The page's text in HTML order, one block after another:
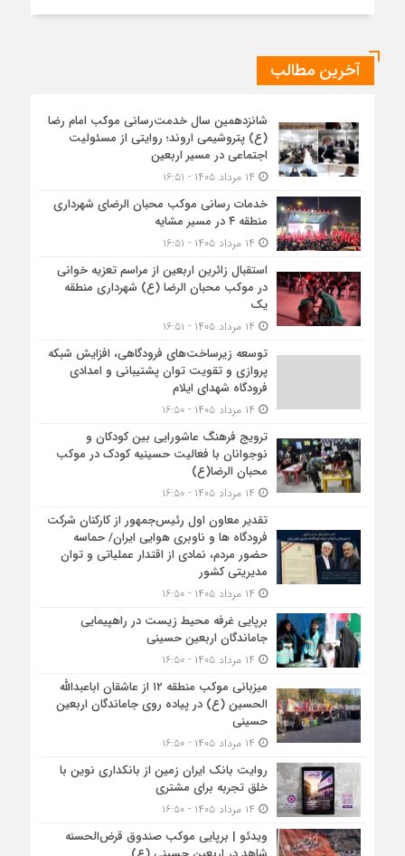
آخرین مطالب
شانزدهمین سال خدمت‌رسانی موکب امام رضا
(ع) پتروشیمی اروند؛ روایتی از مسئولیت
اجتماعی در مسیر اربعین
خدمات رسانی موکب محبان الرضای شهرداری
منطقه ۴ در مسیر مشایه
استقبال زائرین اربعین از مراسم تعزیه خوانی
در موکب محبان الرضا (ع) شهرداری منطقه
یک
توسعه زیرساخت‌های فرودگاهی، افزایش شبکه
پروازی و تقویت توان پشتیبانی و امدادی
فرودگاه شهدای ایلام
ترویج فرهنگ عاشورایی بین کودکان و
نوجوانان با فعالیت حسینیه کودک در موکب
محبان الرضا(ع)
تقدیر معاون اول رئیس‌جمهور از کارکنان شرکت
فرودگاه ها و ناوبری هوایی ایران/ حماسه
حضور مردم، نمادی از اقتدار عملیاتی و توان
مدیریتی کشور
برپایی غرفه محیط زیست در راهپیمایی
جاماندگان اربعین حسینی
میزبانی موکب منطقه ۱۲ از عاشقان اباعبدالله
الحسین (ع) در پیاده روی جاماندگان اربعین
حسینی
روایت بانک ایران زمین از بانکداری نوین با
خلق تجربه برای مشتری
ویدئو | برپایی موکب صندوق قرض‌الحسنه